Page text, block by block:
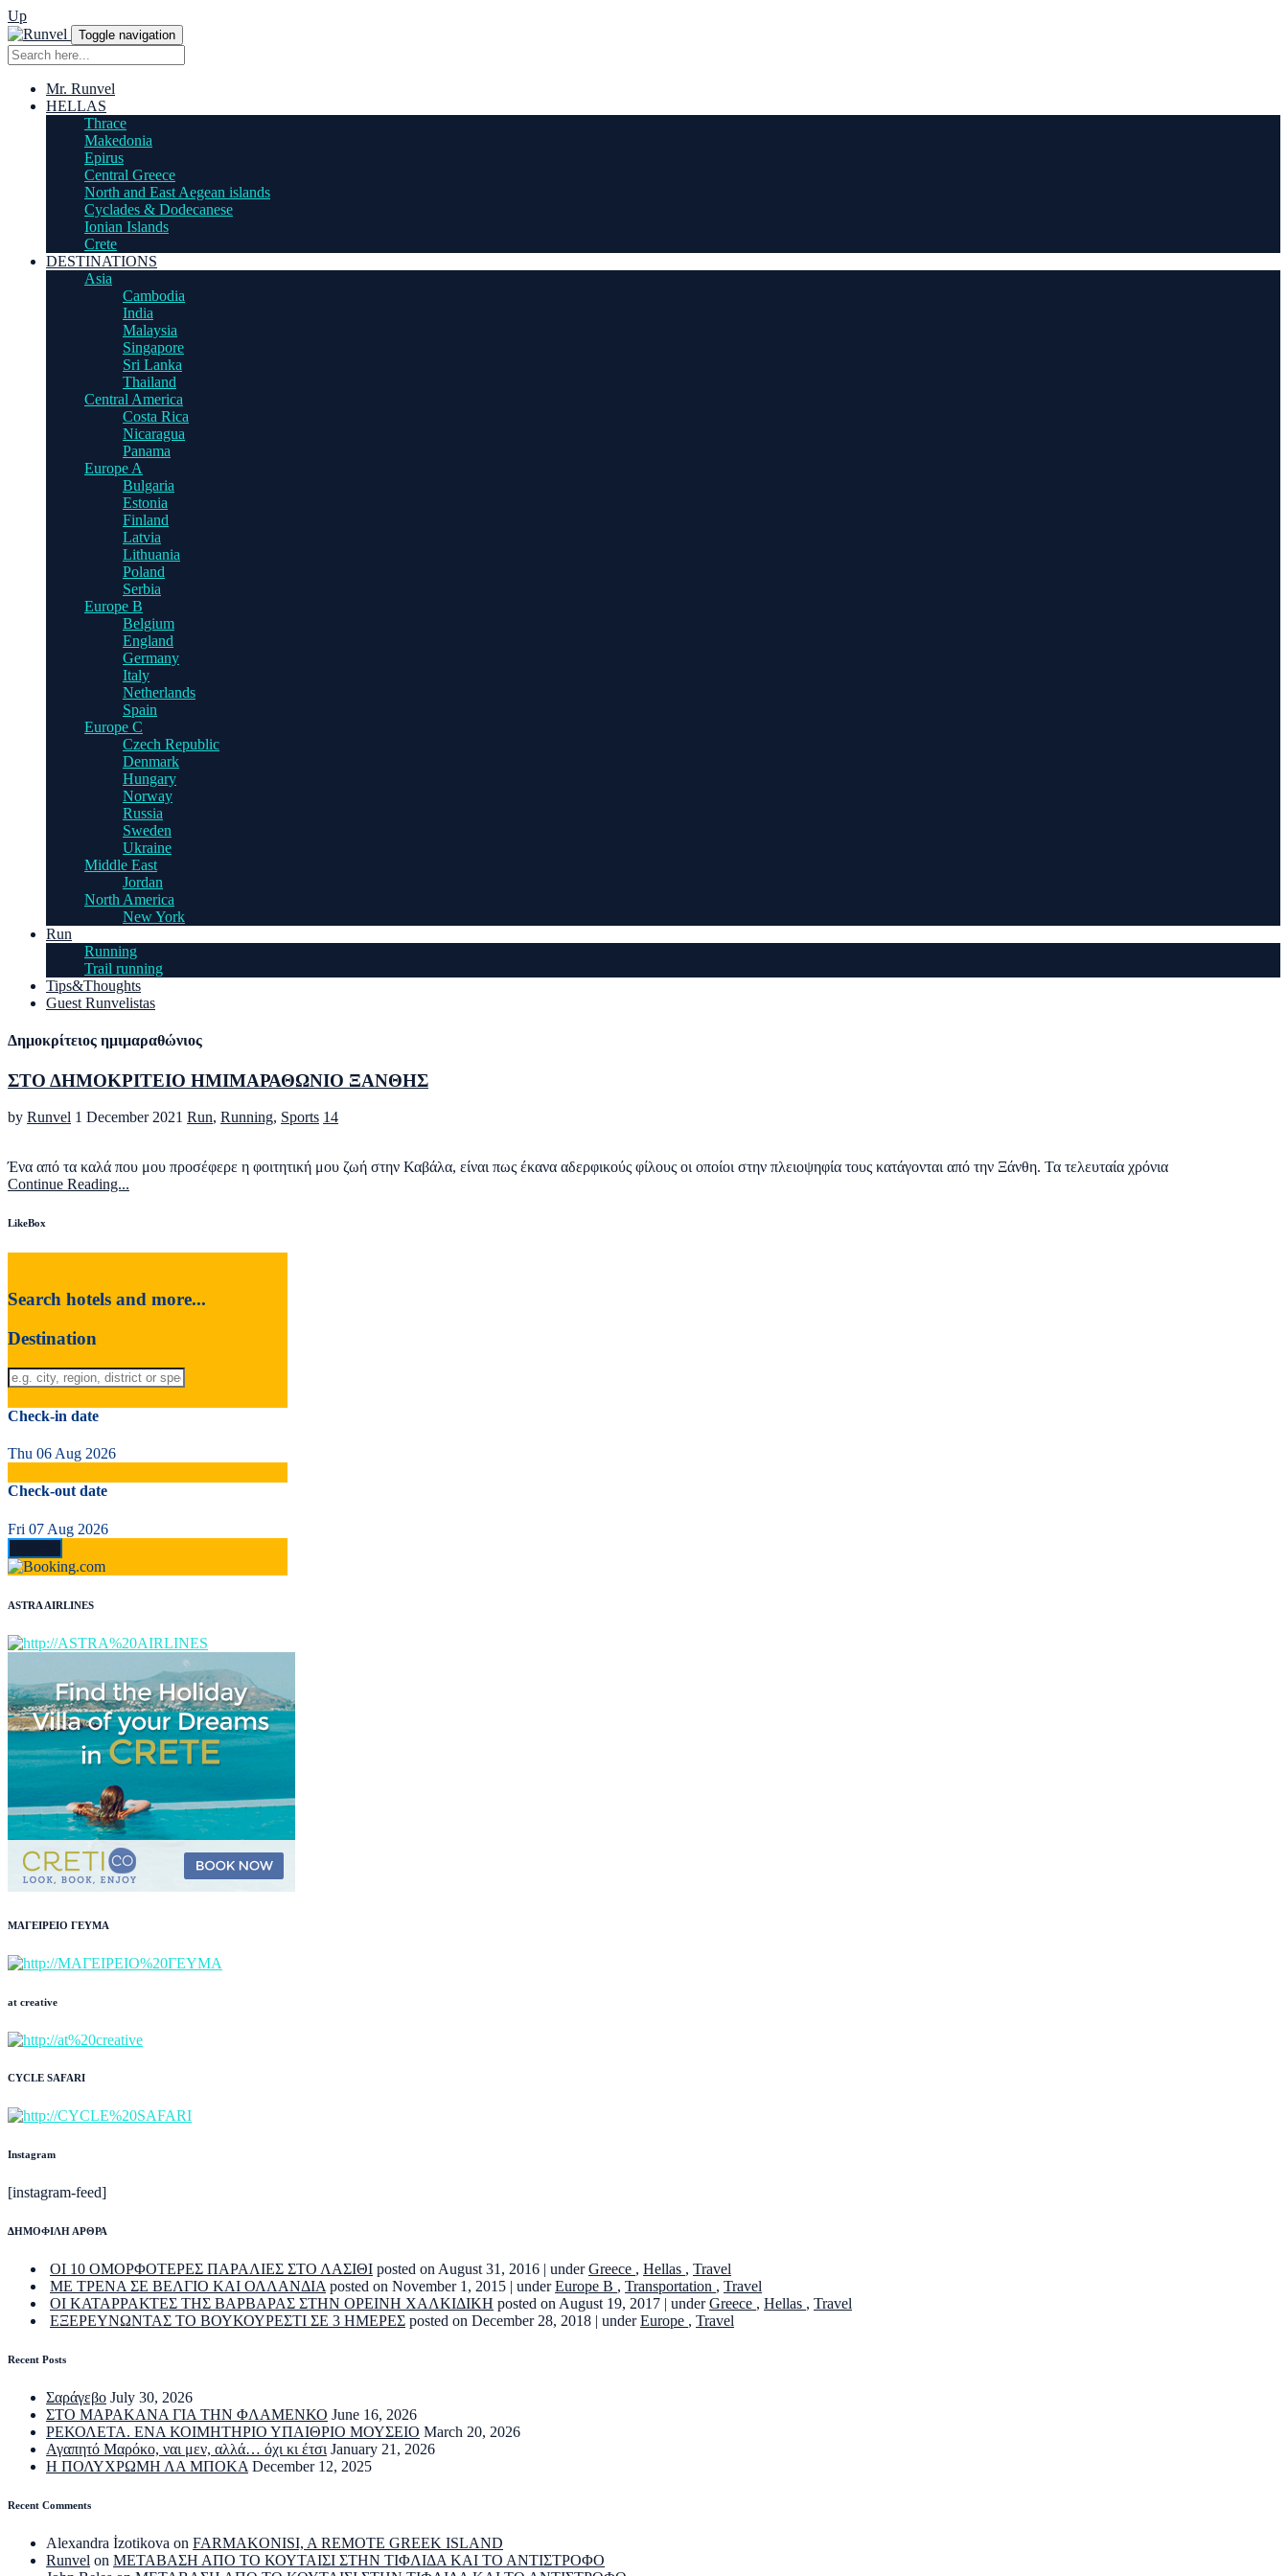
Up
Toggle navigation
Mr. Runvel
HELLAS
Thrace
Makedonia
Epirus
Central Greece
North and East Aegean islands
Cyclades & Dodecanese
Ionian Islands
Crete
DESTINATIONS
Asia
Cambodia
India
Malaysia
Singapore
Sri Lanka
Thailand
Central America
Costa Rica
Nicaragua
Panama
Europe A
Bulgaria
Estonia
Finland
Latvia
Lithuania
Poland
Serbia
Europe B
Belgium
England
Germany
Italy
Netherlands
Spain
Europe C
Czech Republic
Denmark
Hungary
Norway
Russia
Sweden
Ukraine
Middle East
Jordan
North America
New York
Run
Running
Trail running
Tips&Thoughts
Guest Runvelistas
Δημοκρίτειος ημιμαραθώνιος
ΣΤΟ ΔΗΜΟΚΡΙΤΕΙΟ ΗΜΙΜΑΡΑΘΩΝΙΟ ΞΑΝΘΗΣ
by Runvel 1 December 2021 Run, Running, Sports 14
Ένα από τα καλά που μου προσέφερε η φοιτητική μου ζωή στην Καβάλα, είναι πως έκανα αδερφικούς φίλους οι οποίοι στην πλειοψηφία τους κατάγονται από την Ξάνθη. Τα τελευταία χρόνια
Continue Reading...
LikeBox
Search hotels and more...
Destination
Check-in date
Thu 06 Aug 2026
Check-out date
Fri 07 Aug 2026
ASTRA AIRLINES
ΜΑΓΕΙΡΕΙΟ ΓΕΥΜΑ
at creative
CYCLE SAFARI
Instagram
[instagram-feed]
ΔΗΜΟΦΙΛΗ ΑΡΘΡΑ
ΟΙ 10 ΟΜΟΡΦΟΤΕΡΕΣ ΠΑΡΑΛΙΕΣ ΣΤΟ ΛΑΣΙΘΙ posted on August 31, 2016 | underGreece , Hellas , Travel
ΜΕ ΤΡΕΝΑ ΣΕ ΒΕΛΓΙΟ ΚΑΙ ΟΛΛΑΝΔΙΑ posted on November 1, 2015 | underEurope B , Transportation , Travel
ΟΙ ΚΑΤΑΡΡΑΚΤΕΣ ΤΗΣ ΒΑΡΒΑΡΑΣ ΣΤΗΝ ΟΡΕΙΝΗ ΧΑΛΚΙΔΙΚΗ posted on August 19, 2017 | underGreece , Hellas , Travel
ΕΞΕΡΕΥΝΩΝΤΑΣ ΤΟ ΒΟΥΚΟΥΡΕΣΤΙ ΣΕ 3 ΗΜΕΡΕΣ posted on December 28, 2018 | underEurope , Travel
Recent Posts
Σαράγεβο July 30, 2026
ΣΤΟ ΜΑΡΑΚΑΝΑ ΓΙΑ ΤΗΝ ΦΛΑΜΕΝΚΟ June 16, 2026
ΡΕΚΟΛΕΤΑ. ΕΝΑ ΚΟΙΜΗΤΗΡΙΟ ΥΠΑΙΘΡΙΟ ΜΟΥΣΕΙΟ March 20, 2026
Αγαπητό Μαρόκο, ναι μεν, αλλά… όχι κι έτσι January 21, 2026
Η ΠΟΛΥΧΡΩΜΗ ΛΑ ΜΠΟΚΑ December 12, 2025
Recent Comments
Alexandra İzotikova on FARMAKONISI, A REMOTE GREEK ISLAND
Runvel on ΜΕΤΑΒΑΣΗ ΑΠΟ ΤΟ ΚΟΥΤΑΙΣΙ ΣΤΗΝ ΤΙΦΛΙΔΑ ΚΑΙ ΤΟ ΑΝΤΙΣΤΡΟΦΟ